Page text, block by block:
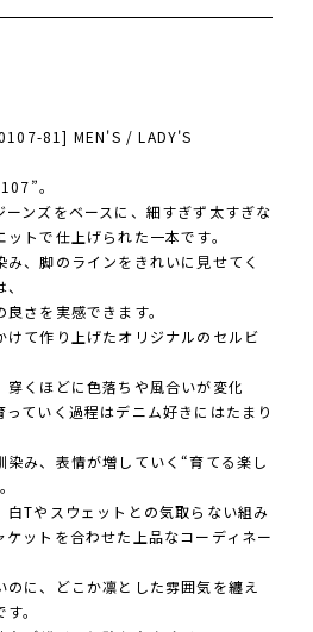
81] MEN'S / LADY'S
。
ンズをベースに、細すぎず太すぎな
トで仕上げられた一本です。
み、脚のラインをきれいに見せてく
さを実感できます。
けて作り上げたオリジナルのセルビ
穿くほどに色落ちや風合いが変化
っていく過程はデニム好きにはたまり
み、表情が増していく“育てる楽し
白Tやスウェットとの気取らない組み
ットを合わせた上品なコーディネー
に、どこか凛とした雰囲気を纏え
。